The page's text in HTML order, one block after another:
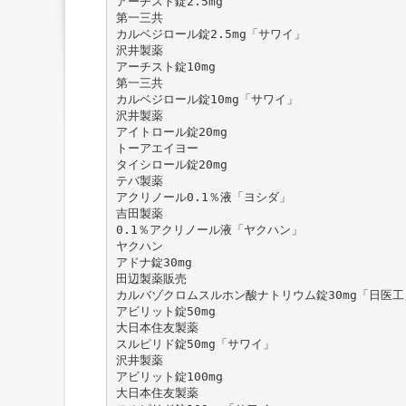
第一三共
カルベジロール錠2.5mg「サワイ」
沢井製薬
アーチスト錠10mg
第一三共
カルベジロール錠10mg「サワイ」
沢井製薬
アイトロール錠20mg
トーアエイヨー
タイシロール錠20mg
テバ製薬
アクリノール0.1％液「ヨシダ」
吉田製薬
0.1％アクリノール液「ヤクハン」
ヤクハン
アドナ錠30mg
田辺製薬販売
カルバゾクロムスルホン酸ナトリウム錠30mg「日医
アビリット錠50mg
大日本住友製薬
スルピリド錠50mg「サワイ」
沢井製薬
アビリット錠100mg
大日本住友製薬